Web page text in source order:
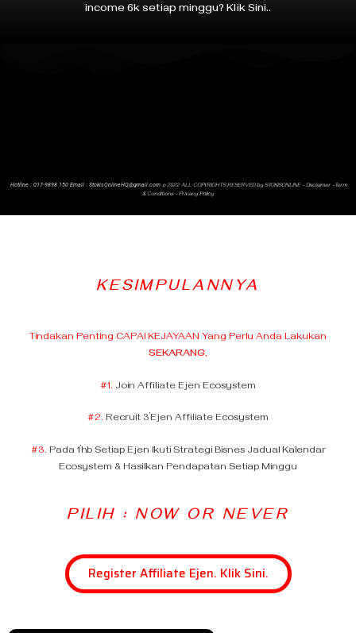
income 6k setiap minggu? Klik Sini..
Hotline : 017-9898 150 Email : StokisOnlineHQ@gmail.com © 2022 ALL COPYRIGHTS RESERVED by STOKISONLINE –Disclaimer –Term
& Conditions–Privacy Policy
KESIMPULANNYA
Tindakan Penting CAPAI KEJAYAAN Yang Perlu Anda Lakukan
SEKARANG,
#1. Join Affiliate Ejen Ecosystem
#2. Recruit 3’Ejen Affiliate Ecosystem
#3. Pada 1’hb Setiap Ejen Ikuti Strategi Bisnes Jadual Kalendar
Ecosystem & Hasilkan Pendapatan Setiap Minggu
PILIH : NOW OR NEVER
Register Affiliate Ejen. Klik Sini.